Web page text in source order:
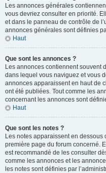
Les annonces générales
vous devriez consulter en priorité.
et dans le panneau de contrôle de
annonces générales sont définies
Haut
Que sont les annonces ?
Les annonces contiennent souvent
dans lequel vous naviguez et vous
annonces apparaissent en haut de
ont été publiées. Tout comme les
concernant les annonces sont
Haut
Que sont les notes ?
Les notes apparaissent en
première page du forum concerné.
est recommandé de les consulter
comme les annonces et les
les notes sont définies par